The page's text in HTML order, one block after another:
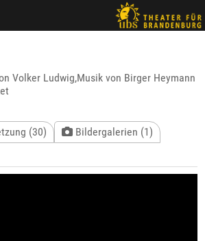
Volker Ludwig,Musik von Birger Heymann
(30)
Bildergalerien (1)